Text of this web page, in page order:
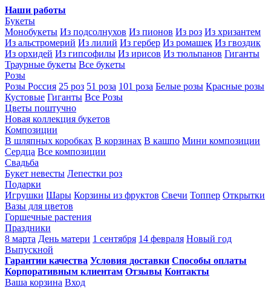
Наши работы
Букеты
Монобукеты Из подсолнухов Из пионов Из роз Из хризантем
Из альстромерий Из лилий Из гербер Из ромашек Из гвоздик
Из орхидей Из гипсофилы Из ирисов Из тюльпанов Гиганты
Траурные букеты Все букеты
Розы
Розы Россия 25 роз 51 роза 101 роза Белые розы Красные розы
Кустовые Гиганты Все Розы
Цветы поштучно
Новая коллекция букетов
Композиции
В шляпных коробках В корзинах В кашпо Мини композиции
Сердца Все композиции
Свадьба
Букет невесты Лепестки роз
Подарки
Игрушки Шары Корзины из фруктов Свечи Топпер Открытки
Вазы для цветов
Горшечные растения
Праздники
8 марта День матери 1 сентября 14 февраля Новый год
Выпускной
Гарантии качества Условия доставки Способы оплаты
Корпоративным клиентам Отзывы Контакты
Ваша корзина Вход